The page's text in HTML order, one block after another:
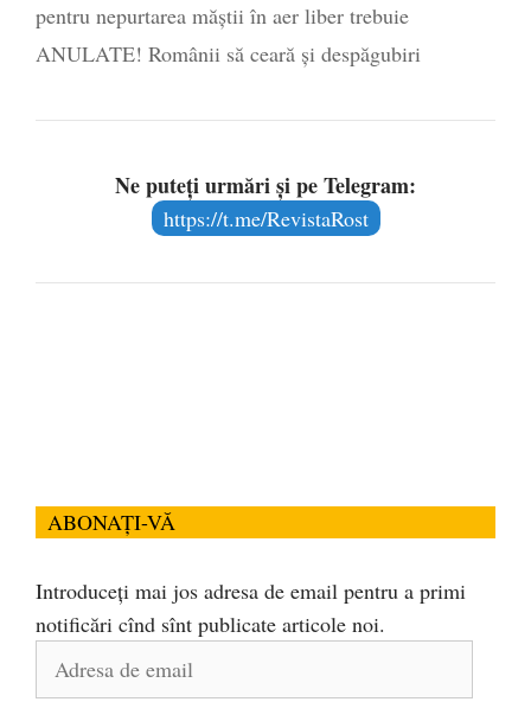
pentru nepurtarea măștii în aer liber trebuie
ANULATE! Românii să ceară și despăgubiri
Ne puteți urmări și pe Telegram:
https://t.me/RevistaRost
ABONAȚI-VĂ
Introduceți mai jos adresa de email pentru a primi
notificări cînd sînt publicate articole noi.
Adresa